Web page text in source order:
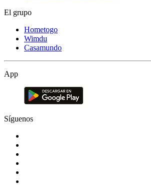
El grupo
Hometogo
Wimdu
Casamundo
App
Síguenos